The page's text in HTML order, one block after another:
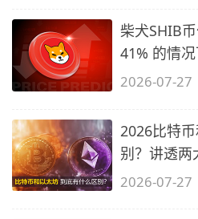
柴犬SHIB
41% 的情
价格
2026-07-27
2026比特
别？讲透两
阱
2026-07-27